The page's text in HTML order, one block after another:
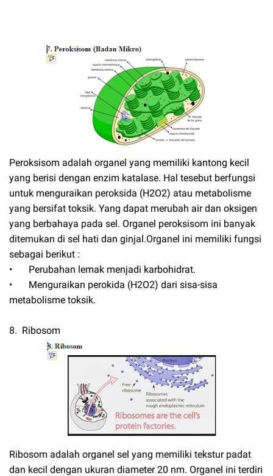
Peroksisom adalah organel yang memiliki kantong kecil
yang berisi dengan enzim katalase. Hal tesebut berfungsi
untuk menguraikan peroksida (H2O2) atau metabolisme
yang bersifat toksik. Yang dapat merubah air dan oksigen
yang berbahaya pada sel. Organel peroksisom ini banyak
ditemukan di sel hati dan ginjal.Organel ini memiliki fungsi
sebagai berikut :
•
Perubahan lemak menjadi karbohidrat.
•
Menguraikan perokida (H2O2) dari sisa-sisa
metabolisme toksik.
8. Ribosom
Ribosom adalah organel sel yang memiliki tekstur padat
dan kecil dengan ukuran diameter 20 nm. Organel ini terdiri